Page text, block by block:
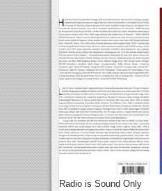
Radio is Sound Only